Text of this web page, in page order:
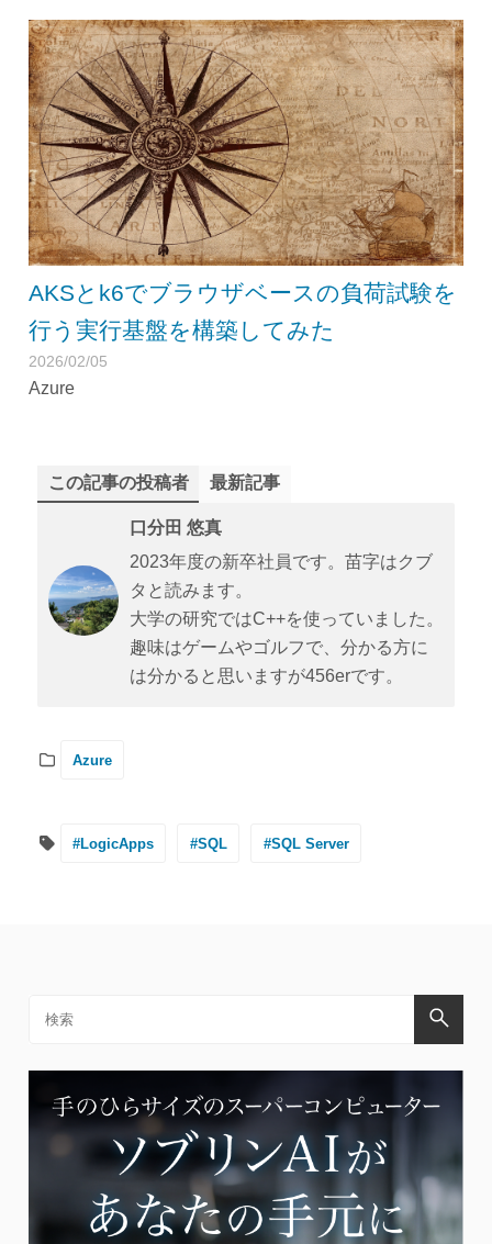
AKSとk6でブラウザベースの負荷試験を
行う実行基盤を構築してみた
2026/02/05
Azure
この記事の投稿者 最新記事
口分田 悠真
2023年度の新卒社員です。苗字はクブ
タと読みます。
大学の研究ではC++を使っていました。
趣味はゲームやゴルフで、分かる方に
は分かると思いますが456erです。
Azure
#LogicApps #SQL #SQL Server